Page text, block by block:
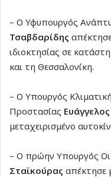
– Ο Υφυπουργός
Τσαβδαρίδης
ιδιοκτησίας σε
και τη Θεσσαλονίκη.
– Ο Υπουργός
Προστασίας
μεταχειρισμένο
– Ο πρώην Υπουργός
Σταϊκούρας απέκτησε